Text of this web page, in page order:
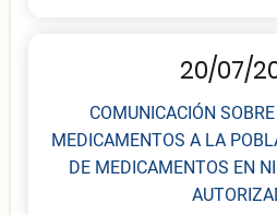
20/07/
COMUNICACIÓN
MEDICAMENTOS A LA
DE MEDICAMENTOS EN